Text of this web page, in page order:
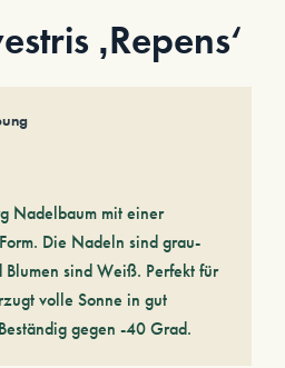
‚Repens‘
Nadelbaum mit einer
Die Nadeln sind grau-
sind Weiß. Perfekt für
volle Sonne in gut
gegen -40 Grad.